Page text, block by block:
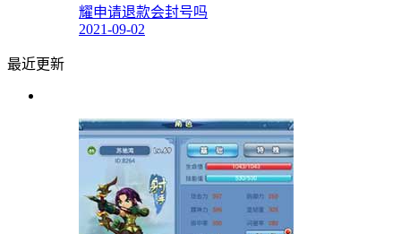
耀申请退款会封号吗
2021-09-02
最近更新